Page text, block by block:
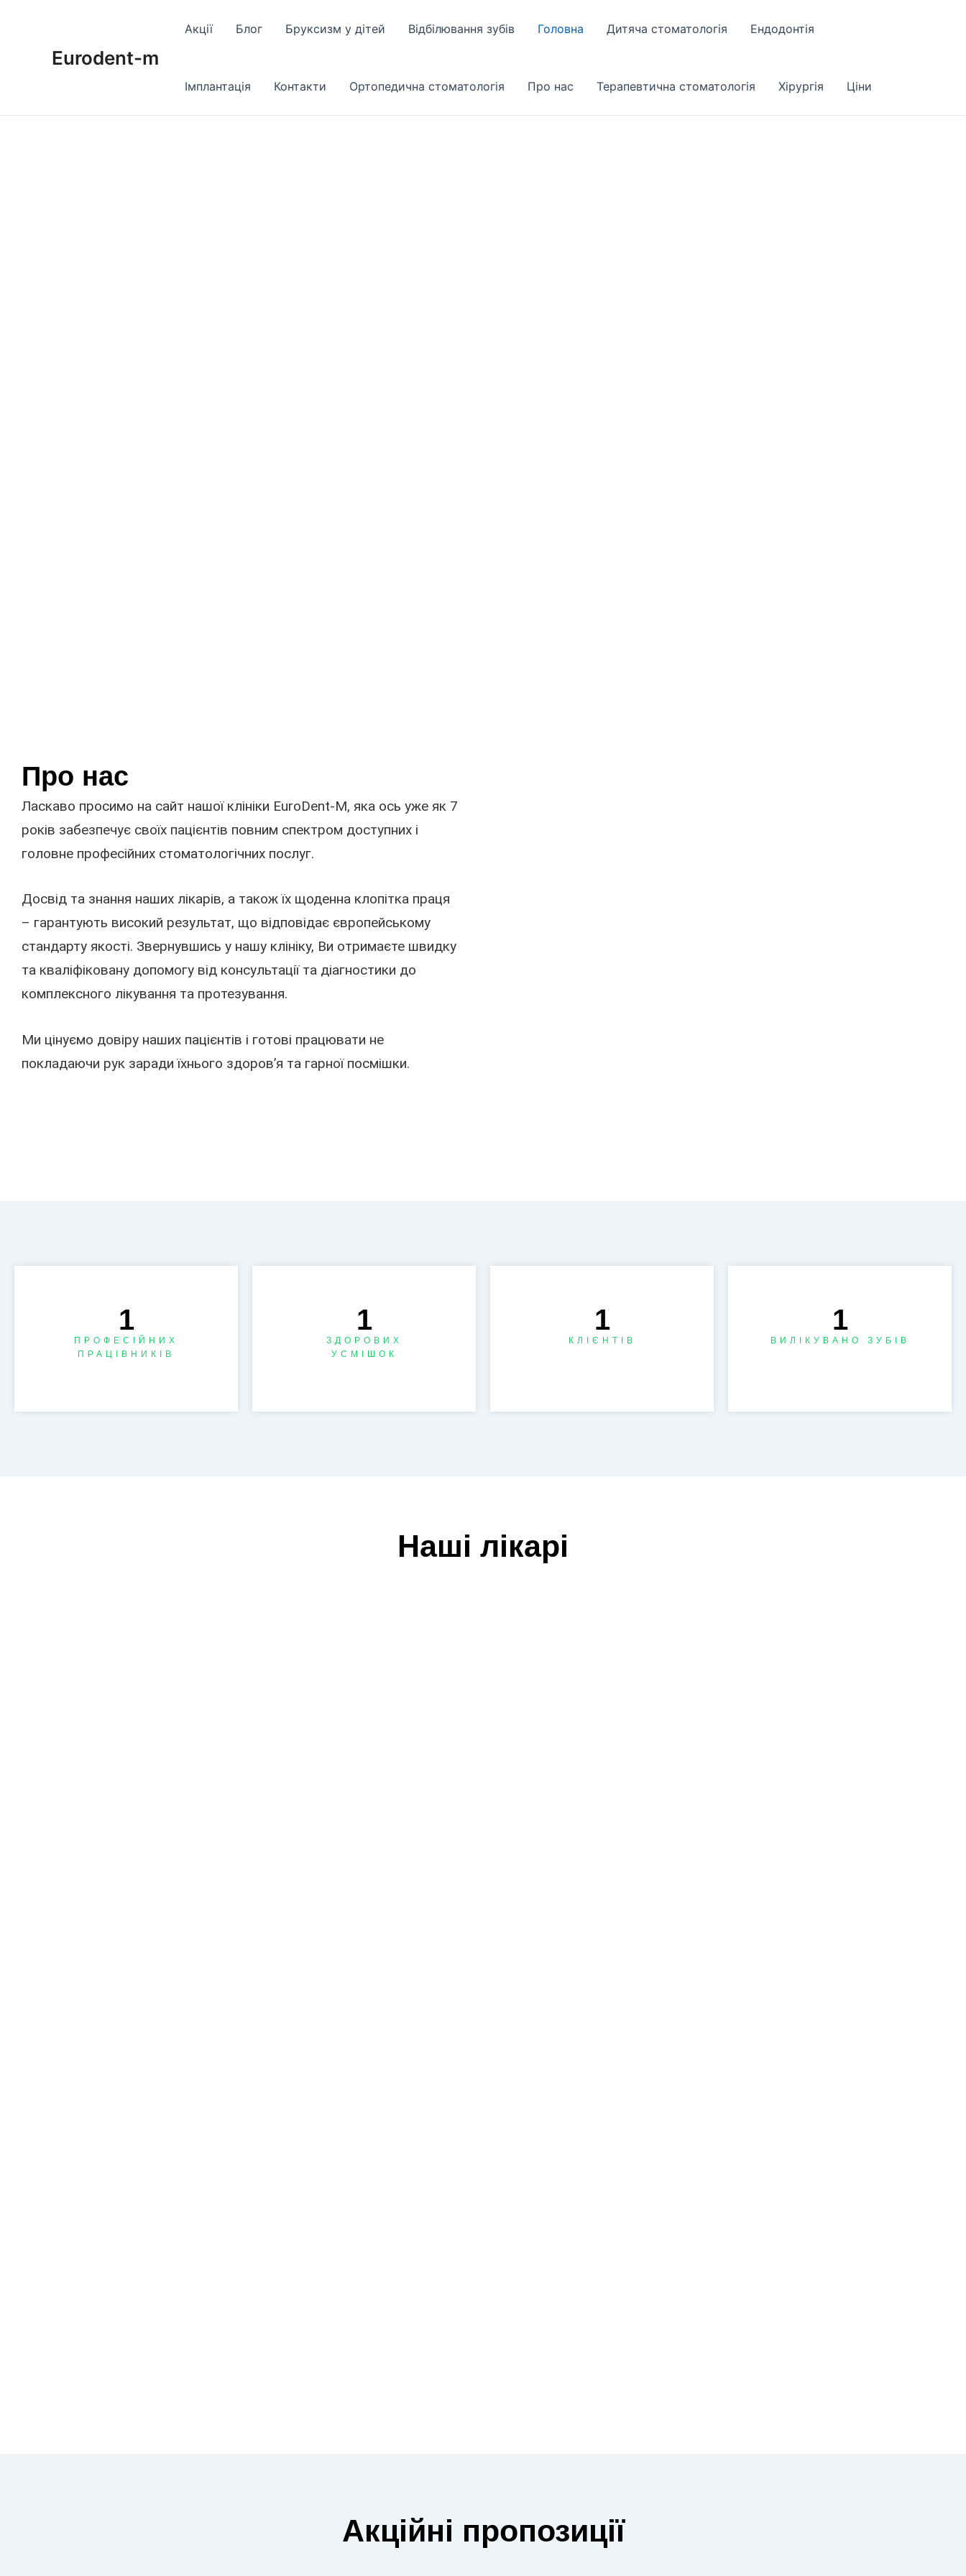
Eurodent-m
Акції Блог Бруксизм у дітей Відбілювання зубів Головна Дитяча стоматологія Ендодонтія
Імплантація Контакти Ортопедична стоматологія Про нас Терапевтична стоматологія Хірургія Ціни
Про нас
Ласкаво просимо на сайт нашої клініки EuroDent-M, яка ось уже як 7
років забезпечує своїх пацієнтів повним спектром доступних і
головне професійних стоматологічних послуг.
Досвід та знання наших лікарів, а також їх щоденна клопітка праця
– гарантують високий результат, що відповідає європейському
стандарту якості. Звернувшись у нашу клініку, Ви отримаєте швидку
та кваліфіковану допомогу від консультації та діагностики до
комплексного лікування та протезування.
Ми цінуємо довіру наших пацієнтів і готові працювати не
покладаючи рук заради їхнього здоров’я та гарної посмішки.
1
ПРОФЕСІЙНИХ
ПРАЦІВНИКІВ
1
ЗДОРОВИХ
УСМІШОК
1
КЛІЄНТІВ
1
ВИЛІКУВАНО ЗУБІВ
Наші лікарі
Акційні пропозиції